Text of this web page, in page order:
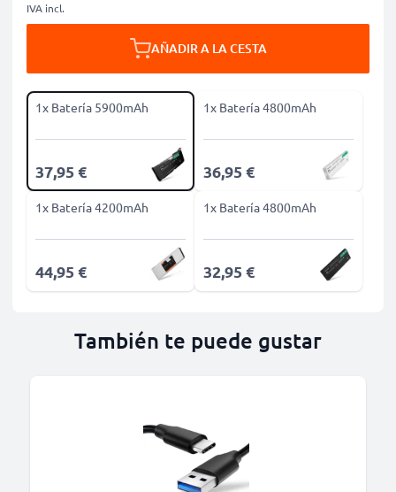
IVA incl.
AÑADIR A LA CESTA
1x Batería 5900mAh
37,95 €
1x Batería 4800mAh
36,95 €
1x Batería 4200mAh
44,95 €
1x Batería 4800mAh
32,95 €
También te puede gustar